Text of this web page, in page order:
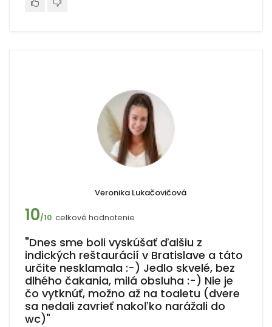
Veronika Lukačovičová
10/10 celkové hodnotenie
"Dnes sme boli vyskúšať ďalšiu z
indických reštaurácií v Bratislave a táto
určite nesklamala :-) Jedlo skvelé, bez
dlhého čakania, milá obsluha :-) Nie je
čo vytknúť, možno až na toaletu (dvere
sa nedali zavrieť nakoľko narážali do
wc)"